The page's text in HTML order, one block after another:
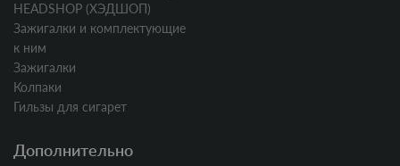
HEADSHOP (ХЭДШОП)
Зажигалки и комплектующие
к ним
Зажигалки
Колпаки
Гильзы для сигарет
Дополнительно